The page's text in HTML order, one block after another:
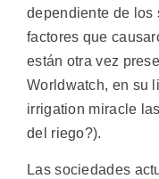
dependiente de los
factores que
están otra vez
Worldwatch, en su
irrigation miracle
del riego?).
Las sociedades